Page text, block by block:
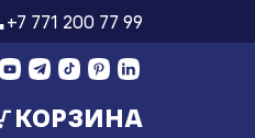
+7 771 200 77 99
КОРЗИНА